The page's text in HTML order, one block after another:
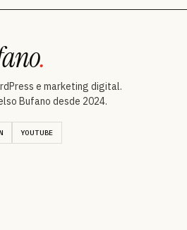
.
e marketing digital.
Bufano desde 2024.
YOUTUBE